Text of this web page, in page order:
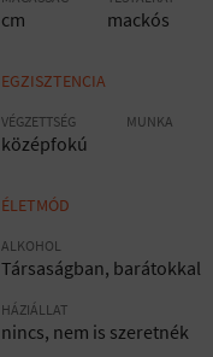
cm mackós
EGZISZTENCIA
VÉGZETTSÉG
középfokú
MUNKA
ÉLETMÓD
ALKOHOL
Társaságban, barátokkal
HÁZIÁLLAT
nincs, nem is szeretnék